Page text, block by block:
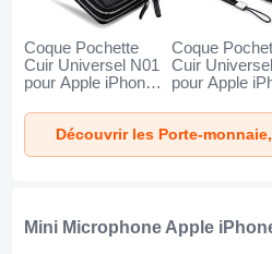
Coque Pochette
Cuir Universel N01
pour Apple iPhone
Coque
Cuir
pour Apple
Mini Microphone Apple